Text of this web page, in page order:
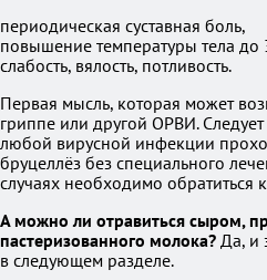
периодическая суставная боль,
повышение температуры тела до
слабость, вялость, потливость.
Первая мысль, которая может
гриппе или другой ОРВИ.
любой вирусной инфекции
бруцеллёз без специального
случаях необходимо обратиться
А можно ли отравиться сыром,
пастеризованного молока? Да, и
в следующем разделе.